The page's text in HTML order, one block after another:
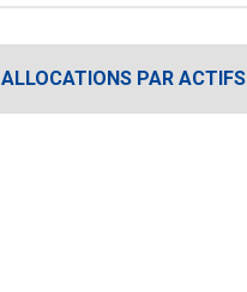
ALLOCATIONS PAR ACTIFS